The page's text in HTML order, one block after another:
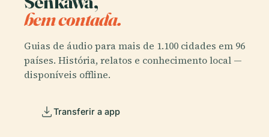
bem contada.
Guias de áudio para mais de 1.100 cidades em 96
países. História, relatos e conhecimento local —
disponíveis offline.
Transferir a app